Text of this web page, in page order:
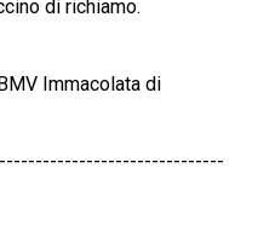
di richiamo.
Immacolata di